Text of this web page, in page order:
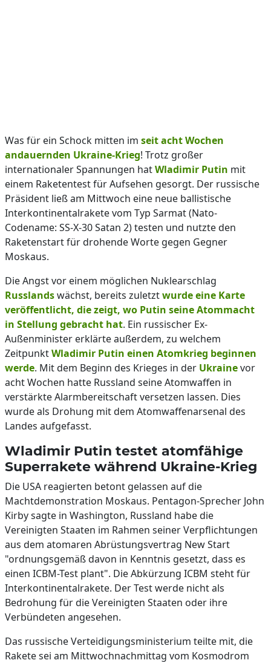
Was für ein Schock mitten im seit acht Wochen
andauernden Ukraine-Krieg! Trotz großer
internationaler Spannungen hatWladimir Putin mit
einem Raketentest für Aufsehen gesorgt. Der russische
Präsident ließ am Mittwoch eine neue ballistische
Interkontinentalrakete vom Typ Sarmat (Nato-
Codename: SS-X-30 Satan 2) testen und nutzte den
Raketenstart für drohende Worte gegen Gegner
Moskaus.
Die Angst vor einem möglichen Nuklearschlag
Russlandswächst, bereits zuletztwurde eine Karte
veröffentlicht, die zeigt, wo Putin seine Atommacht
in Stellung gebracht hat. Ein russischer Ex-
Außenminister erklärte außerdem, zu welchem
ZeitpunktWladimir Putin einen Atomkrieg beginnen
werde. Mit dem Beginn des Krieges in der Ukrainevor
acht Wochen hatte Russland seine Atomwaffen in
verstärkte Alarmbereitschaft versetzen lassen. Dies
wurde als Drohung mit dem Atomwaffenarsenal des
Landes aufgefasst.
Wladimir Putin testet atomfähige
Superrakete während Ukraine-Krieg
Die USA reagierten betont gelassen auf die
Machtdemonstration Moskaus. Pentagon-Sprecher John
Kirby sagte in Washington, Russland habe die
Vereinigten Staaten im Rahmen seiner Verpflichtungen
aus dem atomaren Abrüstungsvertrag New Start
"ordnungsgemäß davon in Kenntnis gesetzt, dass es
einen ICBM-Test plant". Die Abkürzung ICBM steht für
Interkontinentalrakete. Der Test werde nicht als
Bedrohung für die Vereinigten Staaten oder ihre
Verbündeten angesehen.
Das russische Verteidigungsministerium teilte mit, die
Rakete sei am Mittwochnachmittag vom Kosmodrom